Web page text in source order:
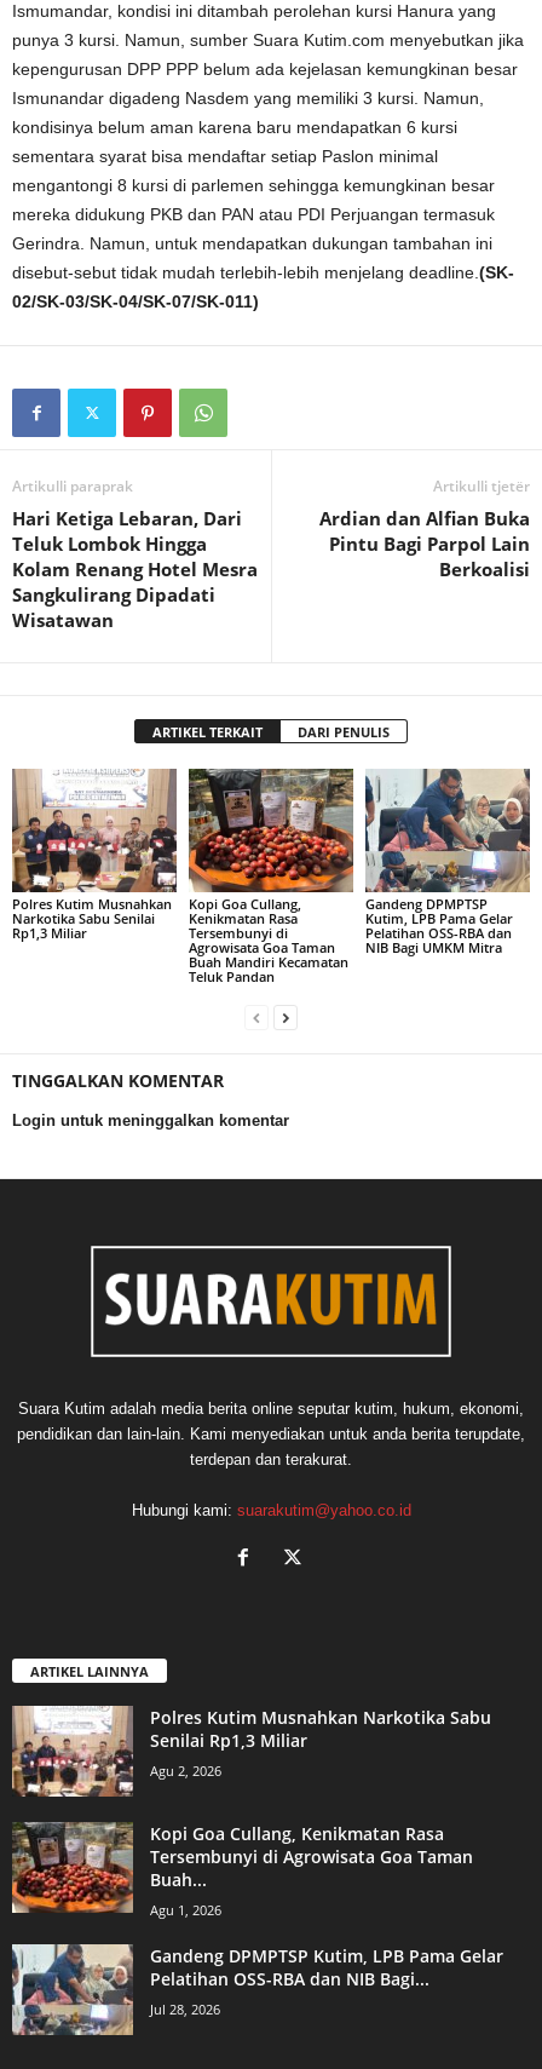
Ismumandar, kondisi ini ditambah perolehan kursi Hanura yang
punya 3 kursi. Namun, sumber Suara Kutim.com menyebutkan jika
kepengurusan DPP PPP belum ada kejelasan kemungkinan besar
Ismunandar digadeng Nasdem yang memiliki 3 kursi. Namun,
kondisinya belum aman karena baru mendapatkan 6 kursi
sementara syarat bisa mendaftar setiap Paslon minimal
mengantongi 8 kursi di parlemen sehingga kemungkinan besar
mereka didukung PKB dan PAN atau PDI Perjuangan termasuk
Gerindra. Namun, untuk mendapatkan dukungan tambahan ini
disebut-sebut tidak mudah terlebih-lebih menjelang deadline. (SK-
02/SK-03/SK-04/SK-07/SK-011)
Artikulli paraprak
Hari Ketiga Lebaran, Dari
Teluk Lombok Hingga
Kolam Renang Hotel Mesra
Sangkulirang Dipadati
Wisatawan
Artikulli tjetër
Ardian dan Alfian Buka
Pintu Bagi Parpol Lain
Berkoalisi
ARTIKEL TERKAIT DARI PENULIS
Polres Kutim Musnahkan
Narkotika Sabu Senilai
Rp1,3 Miliar
Kopi Goa Cullang,
Kenikmatan Rasa
Tersembunyi di
Agrowisata Goa Taman
Buah Mandiri Kecamatan
Teluk Pandan
Gandeng DPMPTSP
Kutim, LPB Pama Gelar
Pelatihan OSS-RBA dan
NIB Bagi UMKM Mitra
TINGGALKAN KOMENTAR
Login untuk meninggalkan komentar
Suara Kutim adalah media berita online seputar kutim, hukum, ekonomi,
pendidikan dan lain-lain. Kami menyediakan untuk anda berita terupdate,
terdepan dan terakurat.
Hubungi kami: suarakutim@yahoo.co.id
ARTIKEL LAINNYA
Polres Kutim Musnahkan Narkotika Sabu
Senilai Rp1,3 Miliar
Agu 2, 2026
Kopi Goa Cullang, Kenikmatan Rasa
Tersembunyi di Agrowisata Goa Taman
Buah...
Agu 1, 2026
Gandeng DPMPTSP Kutim, LPB Pama Gelar
Pelatihan OSS-RBA dan NIB Bagi...
Jul 28, 2026